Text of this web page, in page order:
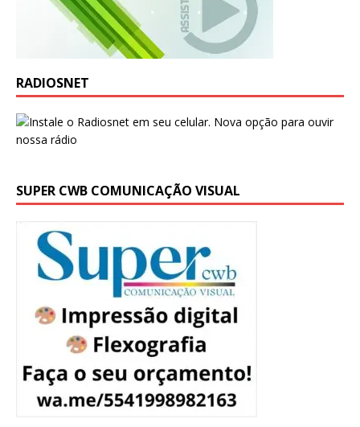
RADIOSNET
SUPER CWB COMUNICAÇÃO VISUAL